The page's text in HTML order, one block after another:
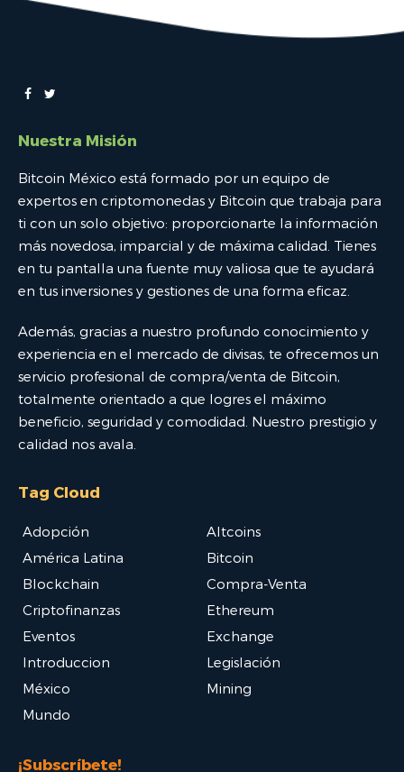
Nuestra Misión
Bitcoin México está formado por un equipo de
expertos en criptomonedas y Bitcoin que trabaja para
ti con un solo objetivo: proporcionarte la información
más novedosa, imparcial y de máxima calidad. Tienes
en tu pantalla una fuente muy valiosa que te ayudará
en tus inversiones y gestiones de una forma eficaz.
Además, gracias a nuestro profundo conocimiento y
experiencia en el mercado de divisas, te ofrecemos un
servicio profesional de compra/venta de Bitcoin,
totalmente orientado a que logres el máximo
beneficio, seguridad y comodidad. Nuestro prestigio y
calidad nos avala.
Tag Cloud
Adopción
Altcoins
América Latina
Bitcoin
Blockchain
Compra-Venta
Criptofinanzas
Ethereum
Eventos
Exchange
Introduccion
Legislación
México
Mining
Mundo
¡Subscríbete!